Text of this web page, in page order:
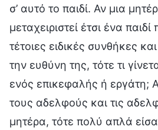
σ’ αυτό το παιδί. Αν μια
μεταχειριστεί έτσι ένα
τέτοιες ειδικές συνθήκες
την ευθύνη της, τότε τι
ενός επικεφαλής ή εργάτη;
τους αδελφούς και τις
μητέρα, τότε πολύ απλά